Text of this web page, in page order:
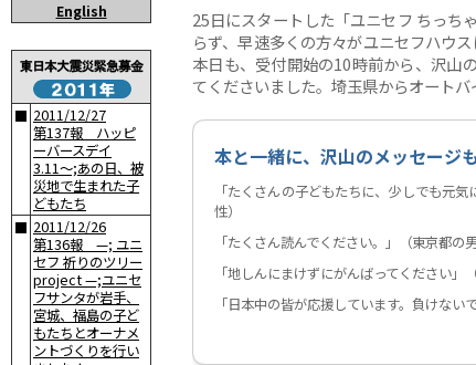
English
■ 2011/12/27
第137報 ハッピ
ーバースデイ
3.11〜;あの日、被
災地で生まれた子
どもたち
■ 2011/12/26
第136報 —; ユニ
セフ 祈りのツリー
project —;ユニセ
フサンタが岩手、
宮城、福島の子ど
もたちとオーナメ
ントづくりを行い
25日にスタートした「ユニセフ ちっち
らず、早速多くの方々がユニセフハウ
本日も、受付開始の10時前から、沢山
てくださいました。埼玉県からオートバ
本と一緒に、沢山のメッセージ
「たくさんの子どもたちに、少しでも元
性）
「たくさん読んでください。」（東京都の男
「地しんにまけずにがんばってください」
「日本中の皆が応援しています。負けない